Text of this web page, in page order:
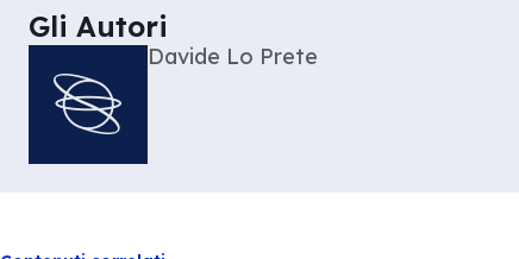
Gli Autori
Davide Lo Prete